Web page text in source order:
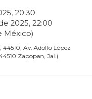
, 20:30
2025, 22:00
México)
44510, Av. Adolfo López
Zapopan, Jal.)